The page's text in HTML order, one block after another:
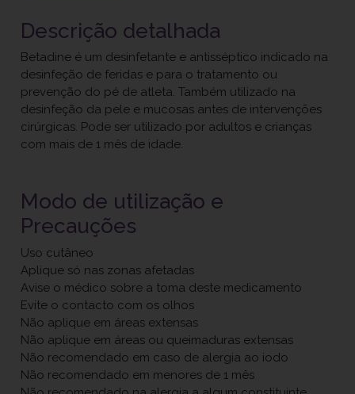
Descrição detalhada
Betadine é um desinfetante e antisséptico indicado na
desinfeção de feridas e para o tratamento ou
prevenção do pé de atleta. Também utilizado na
desinfeção da pele e mucosas antes de intervenções
cirúrgicas. Pode ser utilizado por adultos e crianças
com mais de 1 mês de idade.
Modo de utilização e
Precauções
Uso cutâneo
Aplique só nas zonas afetadas
Avise o médico sobre a toma deste medicamento
Evite o contacto com os olhos
Não aplique em áreas extensas
Não aplique em áreas ou queimaduras extensas
Não recomendado em caso de alergia ao iodo
Não recomendado em menores de 1 mês